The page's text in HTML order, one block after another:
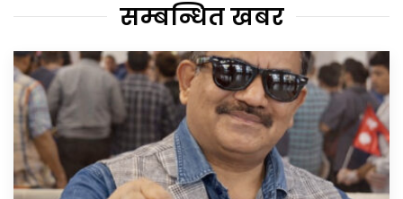
सम्बन्धित खबर